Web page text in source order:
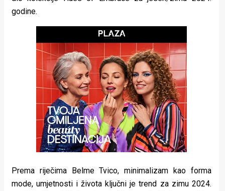
pokretu
Aktivizam
Promo
godine.
Prema riječima Belme Tvico, minimalizam kao forma
mode, umjetnosti i života ključni je trend za zimu 2024.